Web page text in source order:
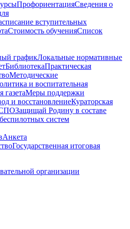
ПрофориентацияСведения о
вступительных
Стоимость обученияCписок
графикЛокальные нормативные
БиблиотекаПрактическая
Методические
и воспитательная
газетаМеры поддержки
и восстановлениеКураторская
Защищай Родину в составе
систем
Анкета
Государственная итоговая
организации